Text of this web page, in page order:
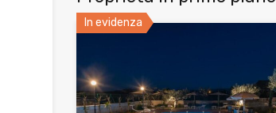
In evidenza